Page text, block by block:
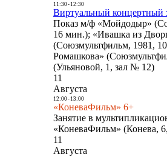
11:30- 12:30
Виртуальный концертный
Показ м/ф «Мойдодыр»
16 мин.); «Ивашка из
(Союзмультфильм, 1981,
Ромашкова»
(Ульяновой, 1, зал № 12)
11
Августа
12:00- 13:00
«КоневаФильм» 6+
Занятие в
«КоневаФильм» (Конева,
11
Августа